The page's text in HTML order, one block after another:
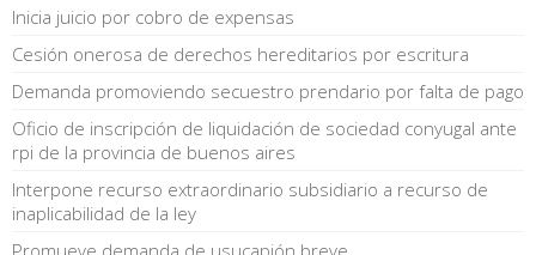
Inicia juicio por cobro de expensas
Cesión onerosa de derechos hereditarios por escritura
Demanda promoviendo secuestro prendario por falta de pago
Oficio de inscripción de liquidación de sociedad conyugal ante
rpi de la provincia de buenos aires
Interpone recurso extraordinario subsidiario a recurso de
inaplicabilidad de la ley
Promueve demanda de usucapión breve